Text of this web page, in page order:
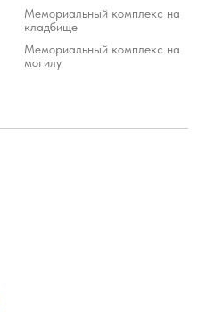
Мемориальный комплекс на
кладбище
Мемориальный комплекс на
могилу